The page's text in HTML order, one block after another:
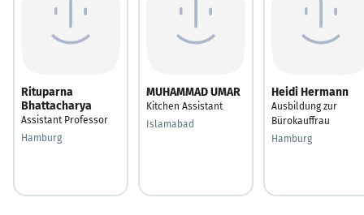
Rituparna
Bhattacharya
Assistant Professor
Hamburg
MUHAMMAD UMAR
Kitchen Assistant
Islamabad
Heidi Hermann
Ausbildung zur
Bürokauffrau
Hamburg